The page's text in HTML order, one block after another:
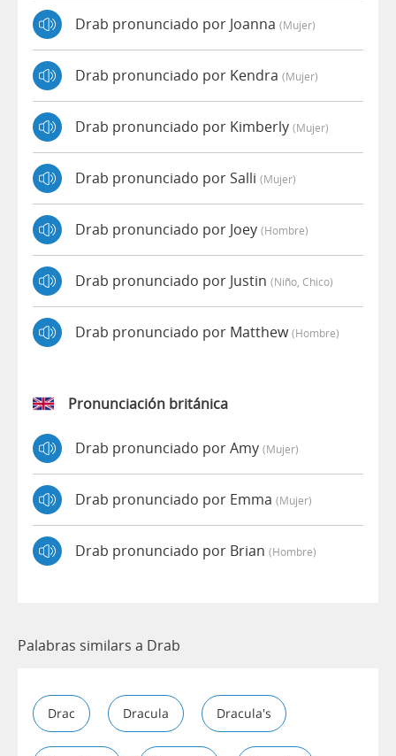
Drab pronunciado por Joanna (mujer)
Drab pronunciado por Kendra (mujer)
Drab pronunciado por Kimberly (mujer)
Drab pronunciado por Salli (mujer)
Drab pronunciado por Joey (hombre)
Drab pronunciado por Justin (niño, Chico)
Drab pronunciado por Matthew(hombre)
Pronunciación británica
Drab pronunciado por Amy (mujer)
Drab pronunciado por Emma (mujer)
Drab pronunciado por Brian (hombre)
Palabras similars a Drab
Drac Dracula Dracula's